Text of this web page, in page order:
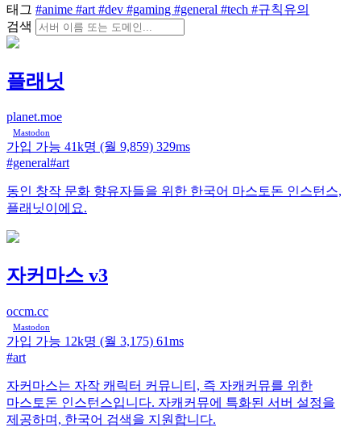
태그 #anime #art #dev #gaming #general #tech #규칙유의
검색
플래닛
planet.moe
Mastodon
가입 가능 41k명 (월 9,859) 329ms
#general#art
동인 창작 문화 향유자들을 위한 한국어 마스토돈 인스턴스,
플래닛이에요.
자커마스 v3
occm.cc
Mastodon
가입 가능 12k명 (월 3,175) 61ms
#art
자커마스는 자작 캐릭터 커뮤니티, 즉 자캐커뮤를 위한
마스토돈 인스턴스입니다. 자캐커뮤에 특화된 서버 설정을
제공하며, 한국어 검색을 지원합니다.